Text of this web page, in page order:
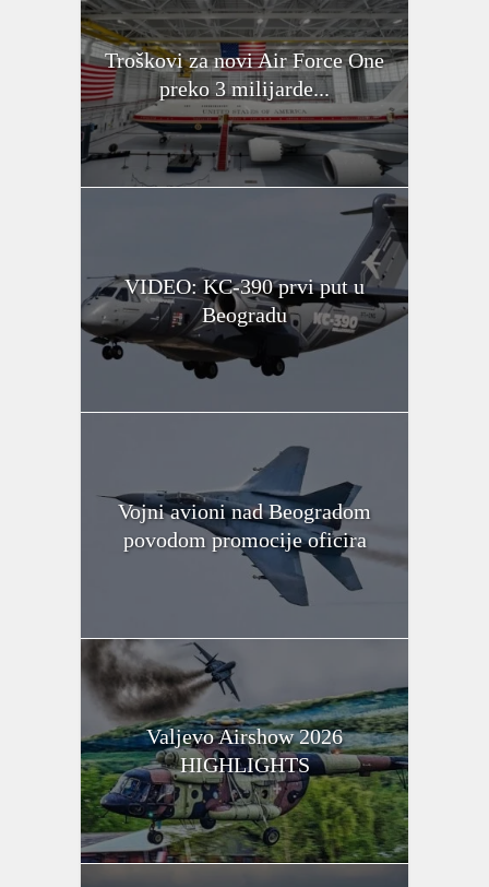
Troškovi za novi Air Force One
preko 3 milijarde...
VIDEO: KC-390 prvi put u
Beogradu
Vojni avioni nad Beogradom
povodom promocije oficira
Valjevo Airshow 2026
HIGHLIGHTS